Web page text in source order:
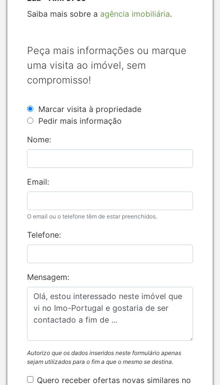
Saiba mais sobre a agência imobiliária.
Peça mais informações ou marque
uma visita ao imóvel, sem
compromisso!
Marcar visita à propriedade
Pedir mais informação
Nome:
Email:
O email ou o telefone têm de estar preenchidos.
Telefone:
Mensagem:
Autorizo que os dados inseridos neste formulário apenas
sejam utilizados para o fim a que o mesmo se destina.
Quero receber ofertas novas similares no